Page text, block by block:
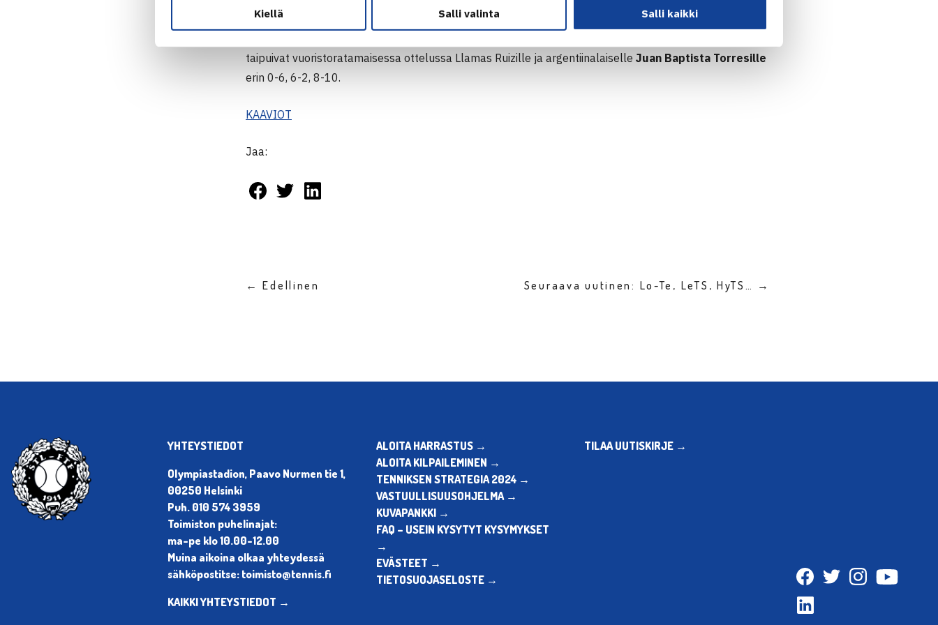
Kiellä Salli valinta Salli kaikki
taipuivat vuoristoratamaisessa ottelussa Llamas Ruizille ja argentiinalaiselle Juan Baptista Torresille
erin 0-6, 6-2, 8-10.
KAAVIOT
Jaa:
← Edellinen Seuraava uutinen: Lo-Te, LeTS, HyTS… →
YHTEYSTIEDOT
Olympiastadion, Paavo Nurmen tie 1,
00250 Helsinki
Puh. 010 574 3959
Toimiston puhelinajat:
ma-pe klo 10.00-12.00
Muina aikoina olkaa yhteydessä
sähköpostitse: toimisto@tennis.fi
KAIKKI YHTEYSTIEDOT →
ALOITA HARRASTUS →
ALOITA KILPAILEMINEN →
TENNIKSEN STRATEGIA 2024 →
VASTUULLISUUSOHJELMA →
KUVAPANKKI →
FAQ – USEIN KYSYTYT KYSYMYKSET
→
EVÄSTEET →
TIETOSUOJASELOSTE →
TILAA UUTISKIRJE →